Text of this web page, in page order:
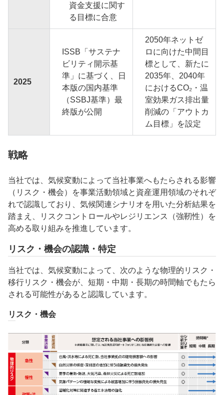
資金支援に関す
る目標に合意
2025
ISSB「サステナ
ビリティ開示基
準」に基づく、日
本版の国内基準
（SSBJ基準）最
終版が公開
2050年ネットゼ
ロに向けた中間目
標として、新たに
2035年、2040年
におけるCO₂・温
室効果ガス排出量
削減の「アウトカ
ム目標」を設定
戦略
当社では、気候変動によって当社事業へもたらされる影響
（リスク・機会）を事業活動領域と資産運用領域のそれぞ
れで認識しており、気候関連シナリオを用いた分析結果を
踏まえ、リスクコントロールやレジリエンス（強靭性）を
高める取り組みを推進しています。
リスク・機会の認識・特定
当社では、気候変動によって、次のような物理的リスク・
移行リスク・機会が、短期・中期・長期の時間軸でもたら
される可能性があると認識しています。
リスク・機会